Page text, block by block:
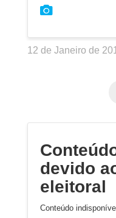
12 de Janeiro de
devido
eleitoral
Conteúdo